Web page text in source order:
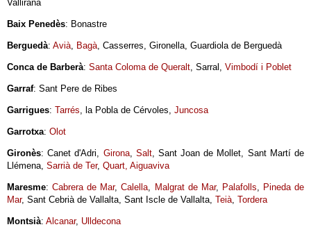
Vallirana
Baix Penedès: Bonastre
Berguedà: Avià, Bagà, Casserres, Gironella, Guardiola de Berguedà
Conca de Barberà: Santa Coloma de Queralt, Sarral, Vimbodí i Poblet
Garraf: Sant Pere de Ribes
Garrigues: Tarrés, la Pobla de Cérvoles, Juncosa
Garrotxa: Olot
Gironès: Canet d'Adri, Girona, Salt, Sant Joan de Mollet, Sant Martí de
Llémena, Sarrià de Ter, Quart, Aiguaviva
Maresme:Cabrera de Mar,Calella, Malgrat de Mar, Palafolls, Pineda de
Mar, Sant Cebrià de Vallalta, Sant Iscle de Vallalta, Teià, Tordera
Montsià: Alcanar, Ulldecona